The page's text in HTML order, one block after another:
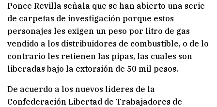
Ponce Revilla señala que se han abierto una serie
de carpetas de investigación porque estos
personajes les exigen un peso por litro de gas
vendido a los distribuidores de combustible, o de lo
contrario les retienen las pipas, las cuales son
liberadas bajo la extorsión de 50 mil pesos.
De acuerdo a los nuevos líderes de la
Confederación Libertad de Trabajadores de